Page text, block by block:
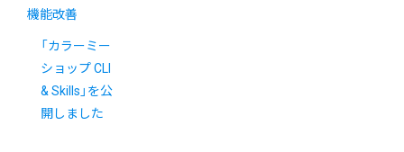
機能改善
「カラーミー
ショップ CLI
& Skills」を公
開しました